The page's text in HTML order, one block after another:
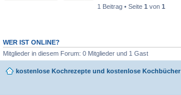
1 Beitrag • Seite 1 von 1
WER IST ONLINE?
Mitglieder in diesem Forum: 0 Mitglieder und 1 Gast
kostenlose Kochrezepte und kostenlose Kochbücher